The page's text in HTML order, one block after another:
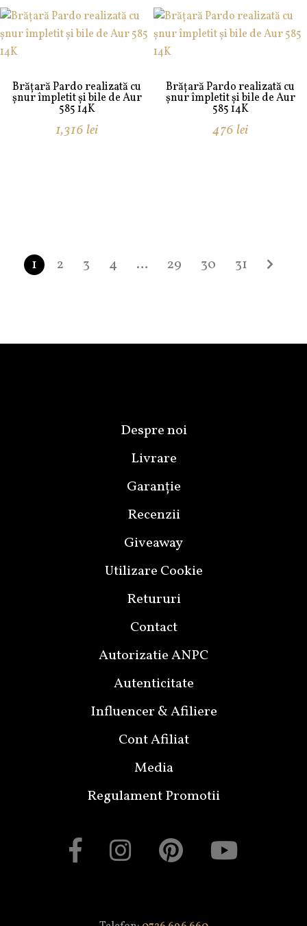
Brățară Pardo realizată cu
șnur împletit și bile de Aur
585 14K
1,316lei
Brățară Pardo realizată cu
șnur împletit și bile de Aur
585 14K
476lei
1 2 3 4 … 29 30 31
Despre noi
Livrare
Garanție
Recenzii
Giveaway
Utilizare Cookie
Retururi
Contact
Autorizatie ANPC
Autenticitate
Influencer & Afiliere
Cont Afiliat
Media
Regulament Promotii